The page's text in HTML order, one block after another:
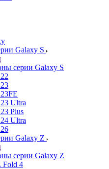
Galaxy S
серии Galaxy S
Ultra
Plus
Ultra
Galaxy Z
серии Galaxy Z
Fold 4